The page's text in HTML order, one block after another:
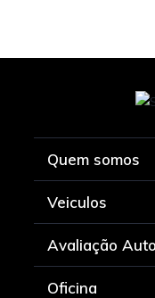
Quem somos
Veiculos
Avaliação Auto
Oficina